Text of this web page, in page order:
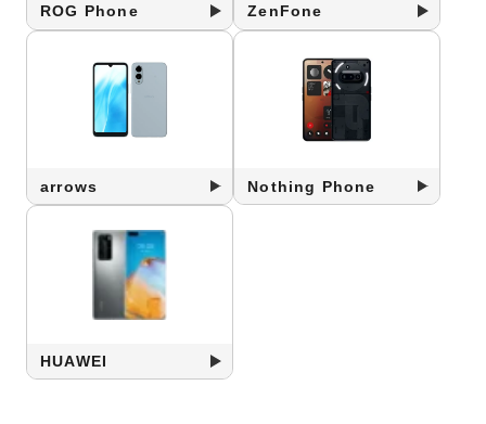
ROG Phone ZenFone
arrows Nothing Phone
HUAWEI